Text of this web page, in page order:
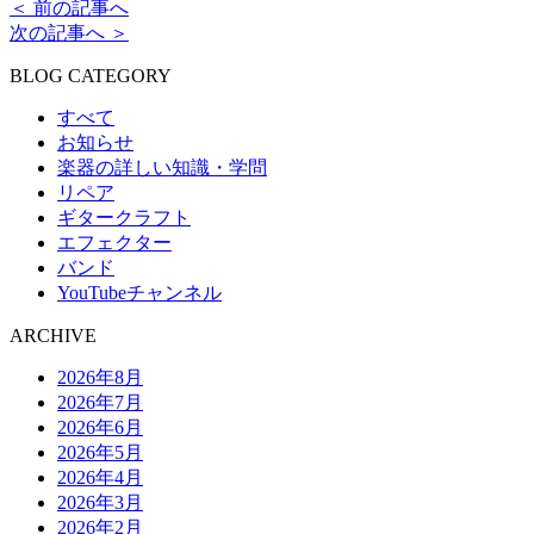
＜ 前の記事へ
次の記事へ ＞
BLOG CATEGORY
すべて
お知らせ
楽器の詳しい知識・学問
リペア
ギタークラフト
エフェクター
バンド
YouTubeチャンネル
ARCHIVE
2026年8月
2026年7月
2026年6月
2026年5月
2026年4月
2026年3月
2026年2月